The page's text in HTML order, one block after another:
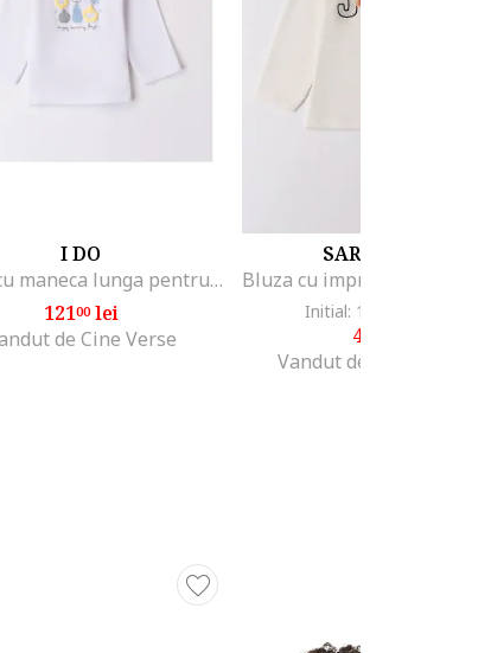
I DO
Bluza cu maneca lunga pentru fetite nou-nascut, 4.8113, Alb
12100lei
de Cine Verse
SARABANDA
Initial: 141
45
Vandut de Fashion Days